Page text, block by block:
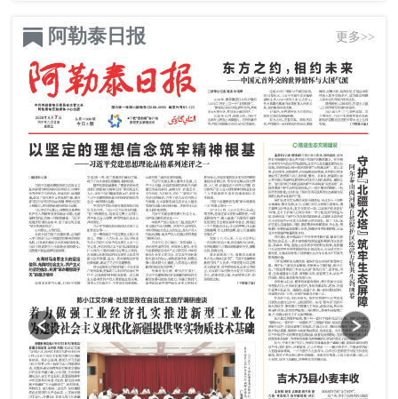
阿勒泰日报 更多>>